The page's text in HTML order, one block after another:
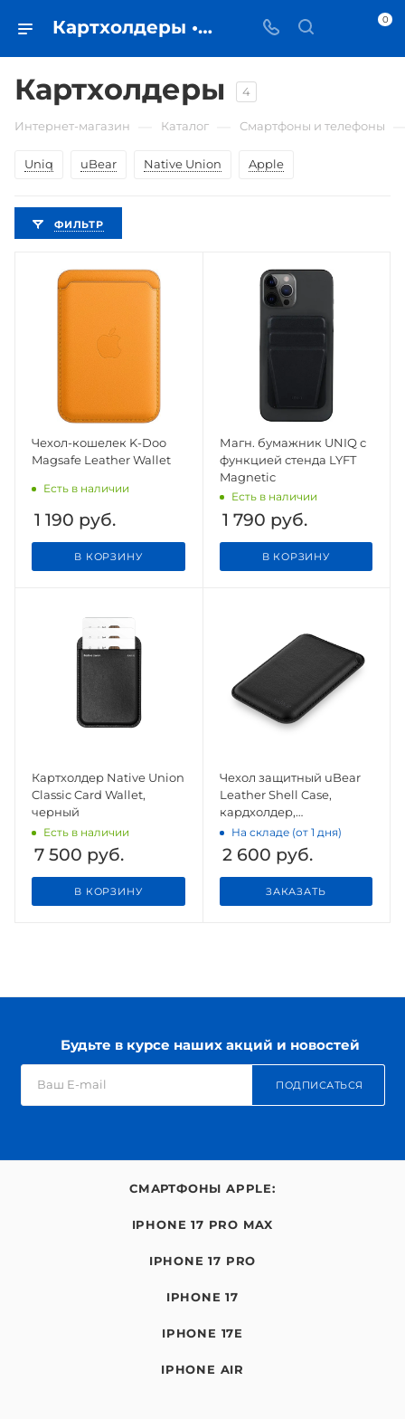
Картхолдеры • купить в Самаре по низкой цене - iЧехол 0
Картхолдеры 4
Интернет-магазин Каталог Смартфоны и телефоны
Uniq uBear Native Union Apple
ФИЛЬТР
Чехол-кошелек K-Doo
Magsafe Leather Wallet
Есть в наличии
1 190 руб.
В КОРЗИНУ
Магн. бумажник UNIQ с
функцией стенда LYFT
Magnetic
Есть в наличии
1 790 руб.
В КОРЗИНУ
Картхолдер Native Union
Classic Card Wallet,
черный
Есть в наличии
7 500 руб.
В КОРЗИНУ
Чехол защитный uBear
Leather Shell Case,
кардхолдер,
натуральная кожа,
чёрный
На складе (от 1 дня)
2 600 руб.
ЗАКАЗАТЬ
Будьте в курсе наших акций и новостей
ПОДПИСАТЬСЯ
СМАРТФОНЫ APPLE:
IPHONE 17 PRO MAX
IPHONE 17 PRO
IPHONE 17
IPHONE 17E
IPHONE AIR